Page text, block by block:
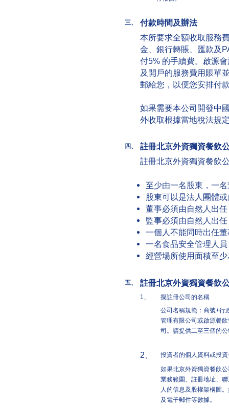
三、
付款時間及辦法
本所要求全額收取服務
金、銀行轉賬、匯款及
付5% 的手續費。啟源
及開戶的服務費用賬單
郵給您，以便您安排付
如果需要本公司開發中
外收取根據當地稅法規
四、
註冊北京外資獨資餐飲
註冊北京外資獨資餐飲
至少由一名股東，一
股東可以是法人團體
董事必須由自然人出
監事必須由自然人出
一個人不能同時出任
一名食品安全管理人
經營場所使用面積至
五、 註冊北京外資獨資餐飲
1、
擬註冊公司的名稱
公司名稱規範：商號+行
管理有限公司或啟源餐
司。請提供二至三個的
2、
投資者的個人資料或投
如果北京外資獨資餐飲
業務範圍、註冊地址、
人的信息及股權架構圖
及電子郵件等數據。